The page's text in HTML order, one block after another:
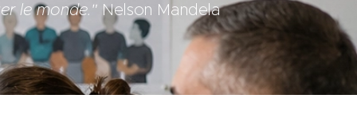
le monde." Nelson Mandela